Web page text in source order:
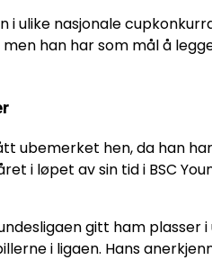
i ulike nasjonale
han har som mål å
ubemerket hen, da han
i løpet av sin tid i BSC
gitt ham
i ligaen. Hans